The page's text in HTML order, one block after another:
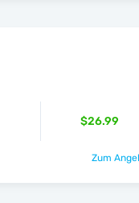
$26.99
Zum